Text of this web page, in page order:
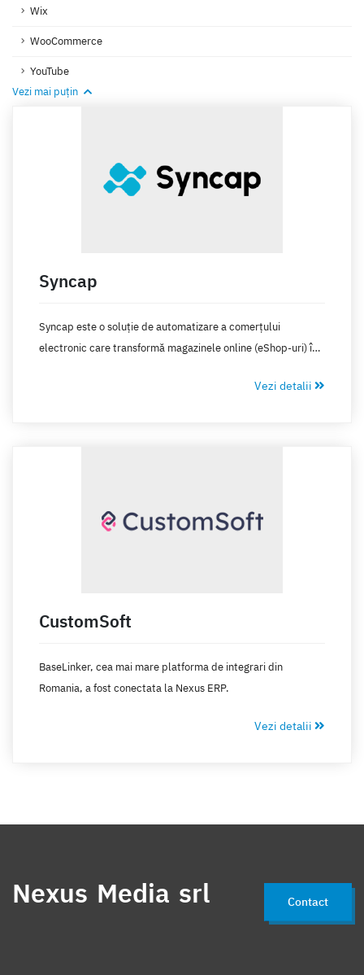
Wix
WooCommerce
YouTube
Vezi mai puțin
Syncap
Syncap este o soluție de automatizare a comerțului
electronic care transformă magazinele online (eShop-uri) în
excelența operațională și la experiența clienților. PrinVezi detalii
CustomSoft
BaseLinker, cea mai mare platforma de integrari din
Romania, a fost conectata la Nexus ERP.
Vezi detalii
Nexus Media srl Contact